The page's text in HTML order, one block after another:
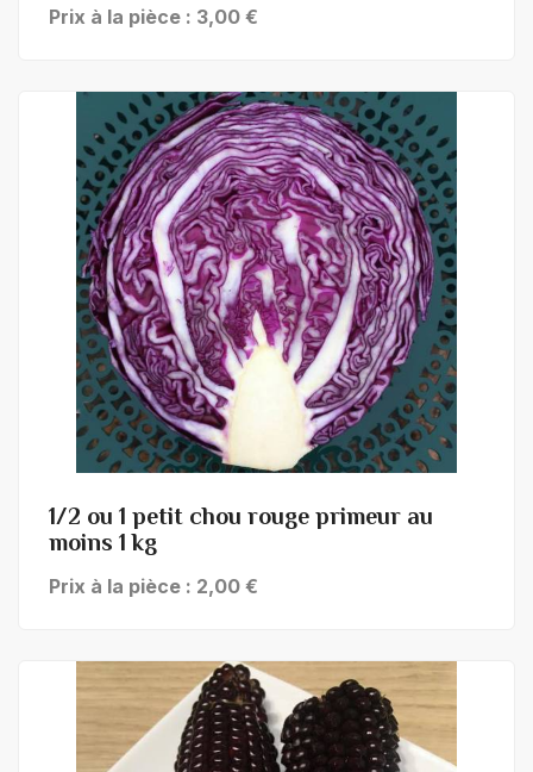
Prix à la pièce : 3,00 €
1/2 ou 1 petit chou rouge primeur au
moins 1 kg
Prix à la pièce : 2,00 €
+ de détails